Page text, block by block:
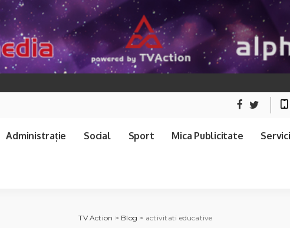
Administrație Social Sport Mica Publicitate
TV Action > Blog > activitati educative